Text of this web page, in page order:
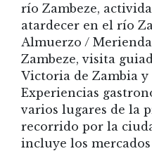
río Zambeze,
atardecer en el río
Almuerzo /
Zambeze, visita
Victoria de Zambia
Experiencias
varios lugares de la
recorrido por la
incluye los